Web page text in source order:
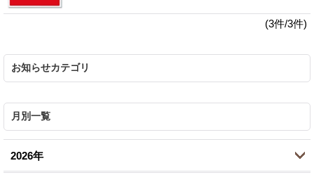
(3件/3件)
お知らせカテゴリ
月別一覧
2026年